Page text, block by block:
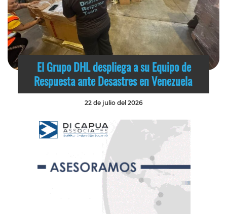
El Grupo DHL despliega a su Equipo de
Respuesta ante Desastres en Venezuela
22 de julio del 2026